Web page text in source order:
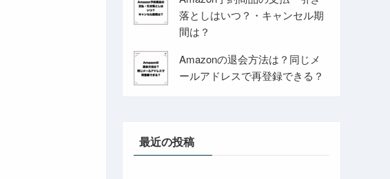
落としはいつ？・キャンセル期
間は？
Amazonの退会方法は？同じメ
ールアドレスで再登録できる？
最近の投稿